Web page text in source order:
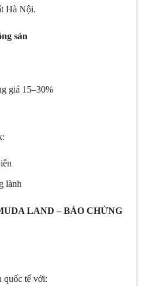
Hà Nội.
sản
giá 15–30%
lành
LAND – BẢO CHỨNG
quốc tế với: